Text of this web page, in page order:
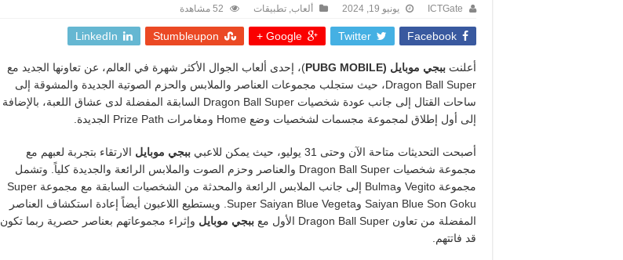
ICTGate يونيو 19, 2024 ألعاب, تطبيقات 52 مشاهدة
Facebook
Twitter
Google +
Stumbleupon
LinkedIn
أعلنت ببجي موبايل (PUBG MOBILE)، إحدى ألعاب الجوال الأكثر شهرة في العالم، عن تعاونها الجديد مع
Dragon Ball Super، حيث ستجلب مجموعات العناصر والملابس والحزم الصوتية الجديدة والمشوقة إلى
ساحات القتال إلى جانب عودة شخصيات Dragon Ball Super السابقة المفضلة لدى عشاق اللعبة، بالإضافة
إلى أول إطلاق لمجموعة مجسمات لشخصيات وضع Home ومغامرات Prize Path الجديدة.
أصبحت التحديثات متاحة الآن وحتى 31 يوليو، حيث يمكن للاعبي ببجي موبايل الارتقاء بتجربة لعبهم مع
مجموعة شخصيات Dragon Ball Super والعناصر وحزم الصوت والملابس الرائعة والجديدة كلياً. وتشمل
مجموعة Vegito وBulma إلى جانب الملابس الرائعة والمحدثة من الشخصيات السابقة مع مجموعة Super
Saiyan Blue Son Goku وSuper Saiyan Blue Vegeta. ويستطيع اللاعبون أيضاً إعادة استكشاف العناصر
المفضلة من تعاون Dragon Ball Super الأول مع
ببجي موبايل وإثراء مجموعاتهم بعناصر حصرية ربما تكون
قد فاتتهم.